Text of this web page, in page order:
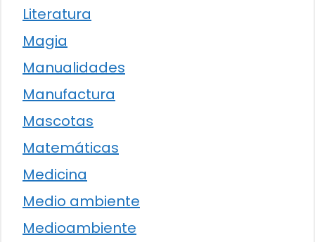
Literatura
Magia
Manualidades
Manufactura
Mascotas
Matemáticas
Medicina
Medio ambiente
Medioambiente